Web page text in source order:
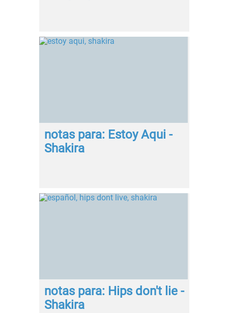
notas para: Estoy Aqui -
Shakira
notas para: Hips don't lie -
Shakira